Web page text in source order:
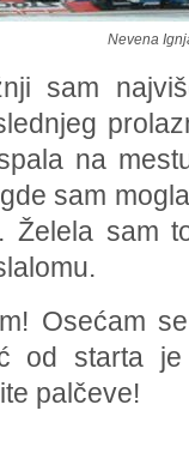
Nevena
sam
na
sam
Želela sam
Osećam
od starta
palčeve!